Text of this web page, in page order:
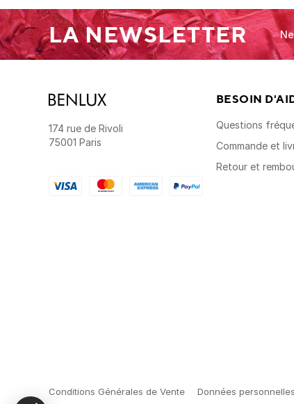
LA NEWSLETTER
174 rue de Rivoli
75001 Paris
BESOIN
Questions
Commande et
Retour et
Conditions Générales de Vente Données personnelles